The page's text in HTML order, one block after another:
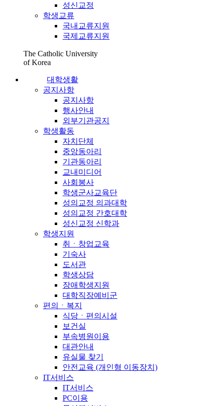
성신교정
학생교류
국내교류지원
국제교류지원
The Catholic University
of Korea
대학생활
공지사항
공지사항
행사안내
외부기관공지
학생활동
자치단체
중앙동아리
기관동아리
교내미디어
사회봉사
학생군사교육단
성의교정 의과대학
성의교정 간호대학
성신교정 신학과
학생지원
취ㆍ창업교육
기숙사
도서관
학생상담
장애학생지원
대학직장예비군
편의ㆍ복지
식당ㆍ편의시설
보건실
부속병원이용
대관안내
유실물 찾기
안전교육 (개인형 이동장치)
IT서비스
IT서비스
PC이용